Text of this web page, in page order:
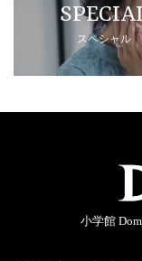
スペシャル
小学館